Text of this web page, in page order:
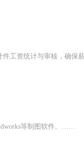
件工资统计与审核，确保
等制图软件。……